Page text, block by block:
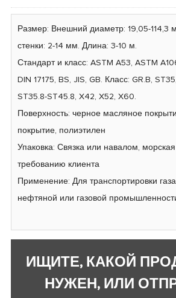
Размер: Внешний диаметр: 19,05-114,3
стенки: 2-14 мм. Длина: 3-10 м.
Стандарт и класс: ASTM A53, ASTM
DIN 17175, BS, JIS, GB. Класс: GR.B,
ST35.8-ST45.8, X42, X52, X60.
Поверхность: черное масляное
покрытие, полиэтилен
Упаковка: Связка или навалом,
требованию клиента
Применение: Для транспортировки
нефтяной или газовой
ИЩИТЕ, КАКОЙ
НУЖЕН, ИЛИ